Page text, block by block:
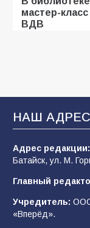
мастер-
ВДВ
106
2026 года
101
НАШ АДРЕС
Адрес редакции:
Батайск, ул. М.
Главный
Учредитель: ООО
«Вперёд».